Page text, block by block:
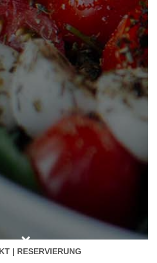
| RESERVIERUNG